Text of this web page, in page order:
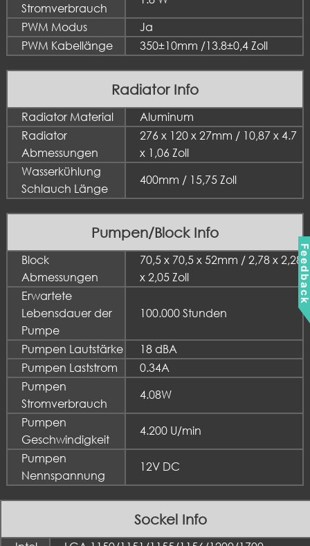
Stromverbrauch
PWM Modus
Ja
PWM Kabellänge
350±10mm /13.8±0,4 Zoll
Radiator Info
Radiator Material
Aluminum
Radiator
Abmessungen
276 x 120 x 27mm / 10,87 x 4.7
x 1,06 Zoll
Wasserkühlung
Schlauch Länge
400mm / 15,75 Zoll
Pumpen/Block Info
Block
Abmessungen
70,5 x 70,5 x 52mm / 2,78 x 2,28
x 2,05 Zoll
Erwartete
Lebensdauer der
Pumpe
100.000 Stunden
Pumpen Lautstärke
18 dBA
Pumpen Laststrom
0.34A
Pumpen
Stromverbrauch
4.08W
Pumpen
Geschwindigkeit
4.200 U/min
Pumpen
Nennspannung
12V DC
Sockel Info